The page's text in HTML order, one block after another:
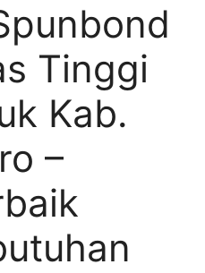
Tinggi
Kab.
–